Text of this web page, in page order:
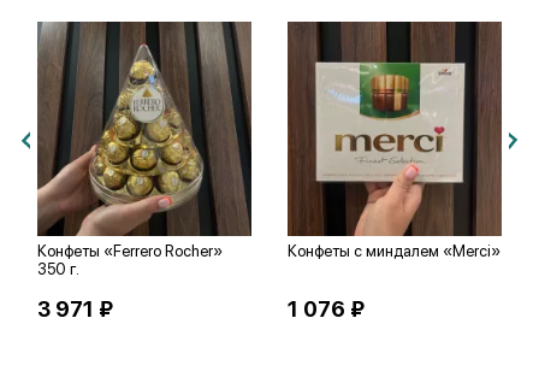
Конфеты «Ferrero Rocher»
350 г.
3 971 ₽
Конфеты с миндалем «Merci»
1 076 ₽